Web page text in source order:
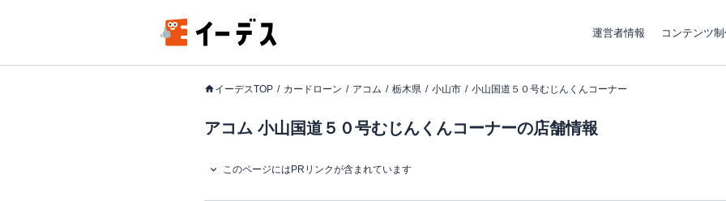
運営者情報 コンテンツ
イーデスTOP カードローン アコム 栃木県 小山市 小山国道５０号むじんくんコーナー
アコム 小山国道５０号むじんくんコーナーの店舗情報
このページにはPRリンクが含まれています